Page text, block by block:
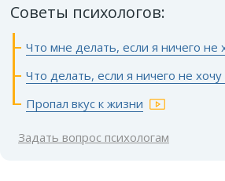
Советы психологов:
Что мне делать, если я ничего не
Что делать, если я ничего не хочу
Пропал вкус к жизни
Задать вопрос психологам